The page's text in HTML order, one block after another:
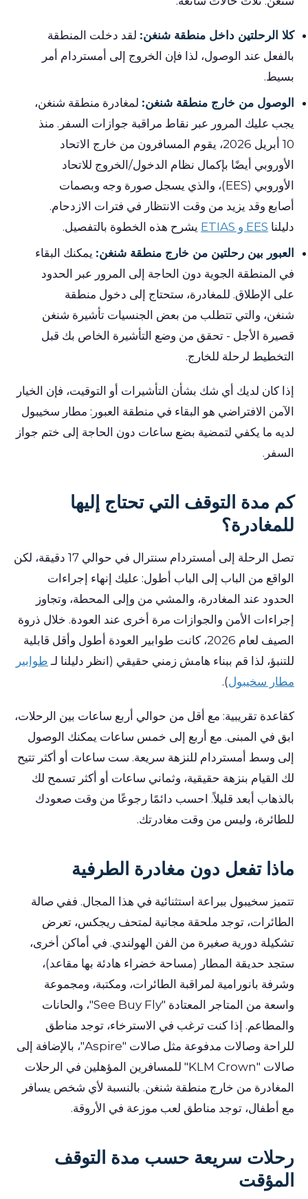
كلا الرحلتين داخل منطقة شنغن: لقد دخلت المنطقة
بالفعل عند الوصول، لذا فإن الخروج إلى أمستردام أمر
بسيط.
الوصول من خارج منطقة شنغن: لمغادرة منطقة شنغن،
يجب عليك المرور عبر نقاط مراقبة جوازات السفر. منذ
10 أبريل 2026، يقوم المسافرون من خارج الاتحاد
الأوروبي أيضًا بإكمال نظام الدخول/الخروج للاتحاد
الأوروبي (EES)، والذي يسجل صورة وجه وبصمات
أصابع وقد يزيد من وقت الانتظار في فترات الازدحام.
دليلنا EES و ETIAS
يشرح هذه الخطوة بالتفصيل.
العبور بين رحلتين من خارج منطقة شنغن: يمكنك البقاء
في المنطقة الجوية دون الحاجة إلى المرور عبر الحدود
على الإطلاق. للمغادرة، ستحتاج إلى دخول منطقة
شنغن، والتي تتطلب من بعض الجنسيات تأشيرة شنغن
قصيرة الأجل - تحقق من وضع التأشيرة الخاص بك قبل
التخطيط لرحلة للخارج.
إذا كان لديك أي شك بشأن التأشيرات أو التوقيت، فإن الخيار
الآمن الافتراضي هو البقاء في منطقة العبور: مطار سخيبول
لديه ما يكفي لتمضية بضع ساعات دون الحاجة إلى ختم جواز
السفر.
كم مدة التوقف التي تحتاج إليها
للمغادرة؟
تصل الرحلة إلى أمستردام سنترال في حوالي 17 دقيقة، لكن
الواقع من الباب إلى الباب أطول: عليك إنهاء إجراءات
الحدود عند المغادرة، والمشي من وإلى المحطة، وتجاوز
إجراءات الأمن والجوازات مرة أخرى عند العودة. خلال ذروة
الصيف لعام 2026، كانت طوابير العودة أطول وأقل قابلية
للتنبؤ، لذا قم ببناء هامش زمني حقيقي (انظر دليلنا لـ طوابير
مطار سخيبول).
كقاعدة تقريبية: مع أقل من حوالي أربع ساعات بين الرحلات،
ابق في المبنى. مع أربع إلى خمس ساعات يمكنك الوصول
إلى وسط أمستردام للنزهة سريعة. ست ساعات أو أكثر تتيح
لك القيام بنزهة حقيقية، وثماني ساعات أو أكثر تسمح لك
بالذهاب أبعد قليلاً. احسب دائمًا رجوعًا من وقت صعودك
للطائرة، وليس من وقت مغادرتك.
ماذا تفعل دون مغادرة الطرفية
تتميز سخيبول ببراعة استثنائية في هذا المجال. ففي صالة
الطائرات، توجد ملحقة مجانية لمتحف ريجكس، تعرض
تشكيلة دورية صغيرة من الفن الهولندي. في أماكن أخرى،
ستجد حديقة المطار (مساحة خضراء هادئة بها مقاعد)،
وشرفة بانورامية لمراقبة الطائرات، ومكتبة، ومجموعة
واسعة من المتاجر المعتادة "See Buy Fly"، والحانات
والمطاعم. إذا كنت ترغب في الاسترخاء، توجد مناطق
للراحة وصالات مدفوعة مثل صالات "Aspire"، بالإضافة إلى
صالات "KLM Crown" للمسافرين المؤهلين في الرحلات
المغادرة من خارج منطقة شنغن. بالنسبة لأي شخص يسافر
مع أطفال، توجد مناطق لعب موزعة في الأروقة.
رحلات سريعة حسب مدة التوقف
المؤقت